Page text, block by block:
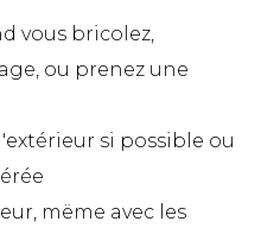
vous bricolez,
ou prenez une
si possible ou
mëme avec les